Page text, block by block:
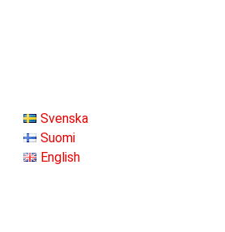
Svenska
Suomi
English